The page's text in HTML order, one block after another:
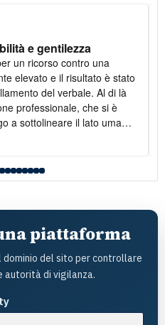
e gentilezza
elevato e il risultato è stato
del verbale. Al di là
professionale, che si è
a sottolineare il lato umano:
piattaforma
dominio del sito per controllare
di vigilanza.